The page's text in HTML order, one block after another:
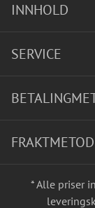
INNHOLD
SERVICE
* Alle priser